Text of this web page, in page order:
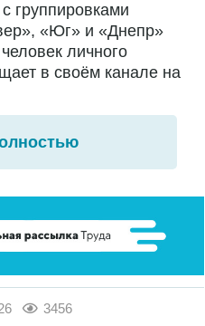
группировками
«Юг» и «Днепр»
личного
в своём канале на
3456